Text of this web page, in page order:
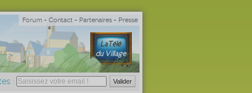
Forum - Contact - Partenaires - Presse
: